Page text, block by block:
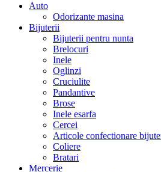
Auto
Odorizante masina
Bijuterii
Bijuterii pentru nunta
Brelocuri
Inele
Oglinzi
Cruciulite
Pandantive
Brose
Inele esarfa
Cercei
Articole confectionare
Coliere
Bratari
Mercerie